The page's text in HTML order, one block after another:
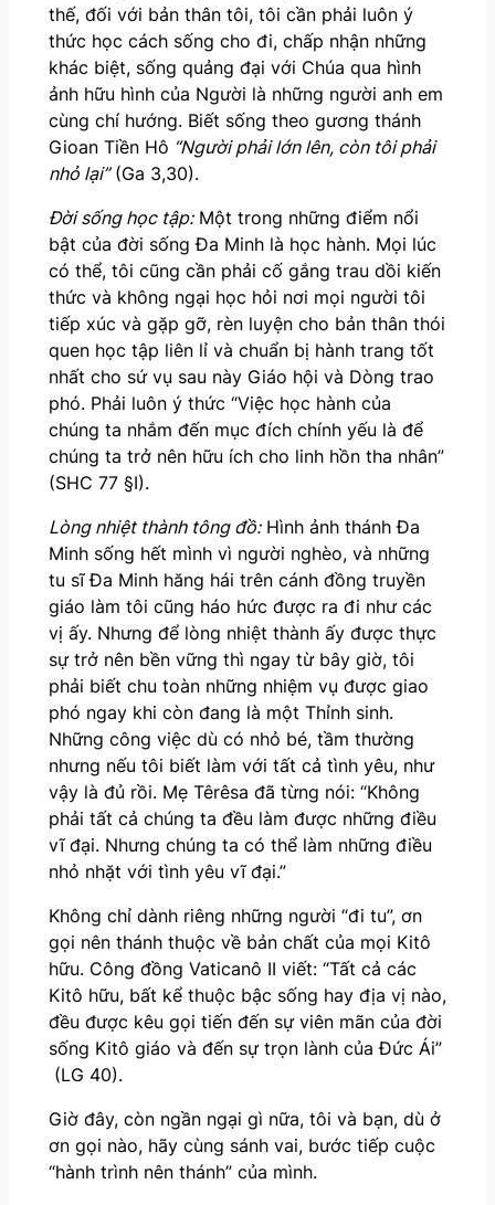
thế, đối với bản thân tôi, tôi cần phải luôn ý
thức học cách sống cho đi, chấp nhận những
khác biệt, sống quảng đại với Chúa qua hình
ảnh hữu hình của Người là những người anh em
cùng chí hướng. Biết sống theo gương thánh
Gioan Tiền Hô “Người phải lớn lên, còn tôi phải
nhỏ lại”(Ga 3,30).
Đời sống học tập:Một trong những điểm nổi
bật của đời sống Đa Minh là học hành. Mọi lúc
có thể, tôi cũng cần phải cố gắng trau dồi kiến
thức và không ngại học hỏi nơi mọi người tôi
tiếp xúc và gặp gỡ, rèn luyện cho bản thân thói
quen học tập liên lỉ và chuẩn bị hành trang tốt
nhất cho sứ vụ sau này Giáo hội và Dòng trao
phó. Phải luôn ý thức “Việc học hành của
chúng ta nhắm đến mục đích chính yếu là để
chúng ta trở nên hữu ích cho linh hồn tha nhân”
(SHC 77 §I).
Lòng nhiệt thành tông đồ:Hình ảnh thánh Đa
Minh sống hết mình vì người nghèo, và những
tu sĩ Đa Minh hăng hái trên cánh đồng truyền
giáo làm tôi cũng háo hức được ra đi như các
vị ấy. Nhưng để lòng nhiệt thành ấy được thực
sự trở nên bền vững thì ngay từ bây giờ, tôi
phải biết chu toàn những nhiệm vụ được giao
phó ngay khi còn đang là một Thỉnh sinh.
Những công việc dù có nhỏ bé, tầm thường
nhưng nếu tôi biết làm với tất cả tình yêu, như
vậy là đủ rồi. Mẹ Têrêsa đã từng nói: “Không
phải tất cả chúng ta đều làm được những điều
vĩ đại. Nhưng chúng ta có thể làm những điều
nhỏ nhặt với tình yêu vĩ đại.”
Không chỉ dành riêng những người “đi tu”, ơn
gọi nên thánh thuộc về bản chất của mọi Kitô
hữu. Công đồng Vaticanô II viết: “Tất cả các
Kitô hữu, bất kể thuộc bậc sống hay địa vị nào,
đều được kêu gọi tiến đến sự viên mãn của đời
sống Kitô giáo và đến sự trọn lành của Đức Ái”
(LG 40).
Giờ đây, còn ngần ngại gì nữa, tôi và bạn, dù ở
ơn gọi nào, hãy cùng sánh vai, bước tiếp cuộc
“hành trình nên thánh” của mình.